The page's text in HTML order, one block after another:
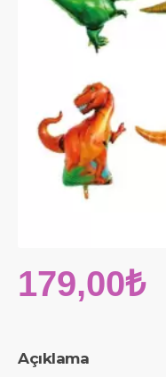
Açıklama
179,00₺